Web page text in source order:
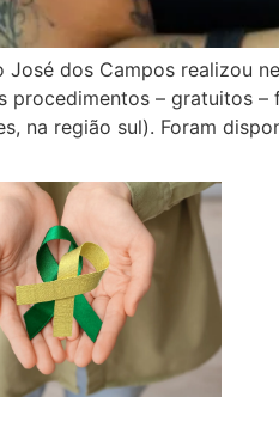
José dos Campos realizou
procedimentos – gratuitos
na região sul). Foram